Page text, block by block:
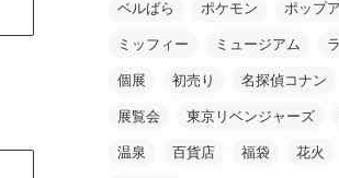
ベルばら ポケモン ポップ
ミッフィー ミュージアム
個展 初売り 名探偵コナン
展覧会 東京リベンジャーズ
温泉 百貨店 福袋 花火